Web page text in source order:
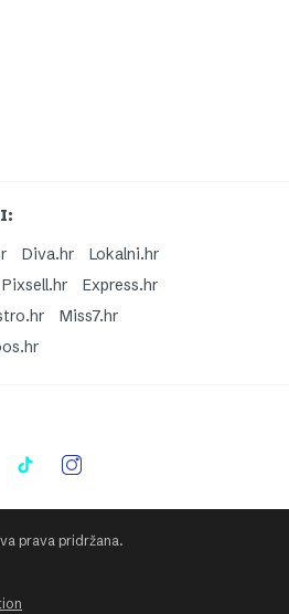
Diva.hr
Lokalni.hr
Pixsell.hr
Express.hr
Miss7.hr
prava pridržana.